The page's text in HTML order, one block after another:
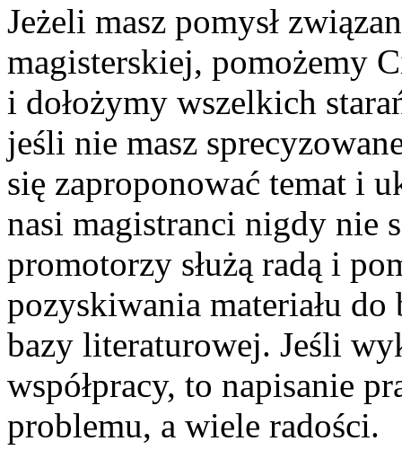
Jeżeli masz pomysł
magisterskiej, pomożemy
i dołożymy wszelkich
jeśli nie masz
się zaproponować temat i
nasi magistranci nigdy nie
promotorzy służą radą i
pozyskiwania materiału
bazy literaturowej. Jeśli
współpracy, to napisanie
problemu, a wiele radości.